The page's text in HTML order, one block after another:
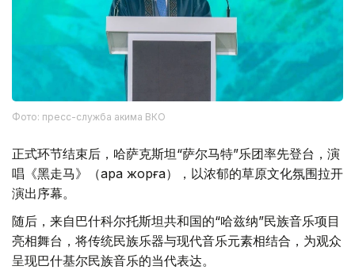
Фото: пресс-служба акима ВКО
正式环节结束后，哈萨克斯坦“萨尔马特”乐团率先登台，演
唱《黑走马》（Қара жорға），以浓郁的草原文化氛围拉开
演出序幕。
随后，来自巴什科尔托斯坦共和国的“哈兹纳”民族音乐项目
亮相舞台，将传统民族乐器与现代音乐元素相结合，为观众
呈现巴什基尔民族音乐的当代表达。